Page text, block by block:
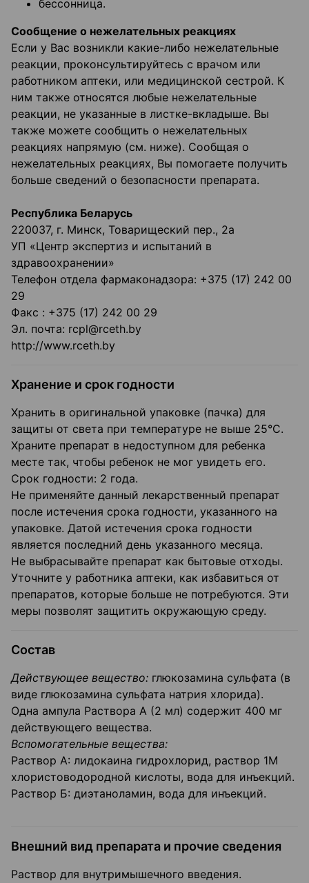
бессонница.
Сообщение о нежелательных реакциях
Если у Вас возникли какие-либо нежелательные
реакции, проконсультируйтесь с врачом или
работником аптеки, или медицинской сестрой. К
ним также относятся любые нежелательные
реакции, не указанные в листке-вкладыше. Вы
также можете сообщить о нежелательных
реакциях напрямую (см. ниже). Сообщая о
нежелательных реакциях, Вы помогаете получить
больше сведений о безопасности препарата.
Республика Беларусь
220037, г. Минск, Товарищеский пер., 2а
УП «Центр экспертиз и испытаний в
здравоохранении»
Телефон отдела фармаконадзора: +375 (17) 242 00
29
Факс : +375 (17) 242 00 29
Эл. почта: rcpl@rceth.by
http://www.rceth.by
Хранение и срок годности
Хранить в оригинальной упаковке (пачка) для
защиты от света при температуре не выше 25°С.
Храните препарат в недоступном для ребенка
месте так, чтобы ребенок не мог увидеть его.
Срок годности: 2 года.
Не применяйте данный лекарственный препарат
после истечения срока годности, указанного на
упаковке. Датой истечения срока годности
является последний день указанного месяца.
Не выбрасывайте препарат как бытовые отходы.
Уточните у работника аптеки, как избавиться от
препаратов, которые больше не потребуются. Эти
меры позволят защитить окружающую среду.
Состав
Действующее вещество: глюкозамина сульфата (в
виде глюкозамина сульфата натрия хлорида).
Одна ампула Раствора А (2 мл) содержит 400 мг
действующего вещества.
Вспомогательные вещества:
Раствор А: лидокаина гидрохлорид, раствор 1М
хлористоводородной кислоты, вода для инъекций.
Раствор Б: диэтаноламин, вода для инъекций.
Внешний вид препарата и прочие сведения
Раствор для внутримышечного введения.